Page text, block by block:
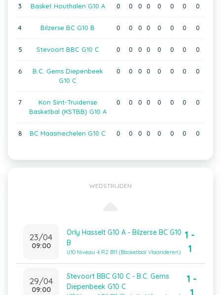
3 Basket Houthalen G10 A 0 0 0 0 0 0 0 0
4 Bilzerse BC G10 B 0 0 0 0 0 0 0 0
5 Stevoort BBC G10 C 0 0 0 0 0 0 0 0
6
B.C. Gems Diepenbeek
G10 C
0 0 0 0 0 0 0 0
7
Kon Sint-Truidense
Basketbal (KSTBB) G10 A
0 0 0 0 0 0 0 0
8 BC Maasmechelen G10 C 0 0 0 0 0 0 0 0
WEDSTRIJDEN
23/04
09:00
Orly Hasselt G10 A - Bilzerse BC G10
B
U10 Niveau 4 R2 B11 (Basketbal Vlaanderen)
1 -
1
29/04
09:00
Stevoort BBC G10 C - B.C. Gems
Diepenbeek G10 C
1 -
1